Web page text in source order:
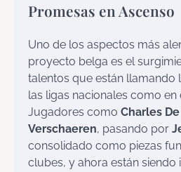
Promesas en Ascenso
Uno de los aspectos más
proyecto belga es el
talentos que están llamando
las ligas nacionales como en
Jugadores como Charles
Verschaeren, pasando por
consolidado como piezas
clubes, y ahora están siendo